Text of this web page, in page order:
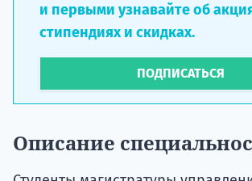
и первыми узнавайте об
стипендиях и скидках.
ПОДПИСАТЬСЯ
Описание